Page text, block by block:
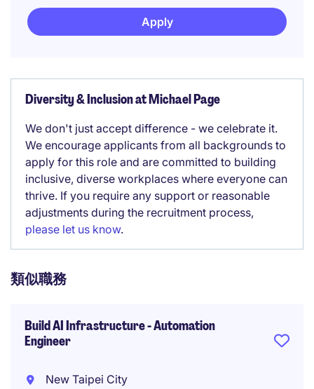
Apply
Diversity & Inclusion at Michael Page
We don't just accept difference - we celebrate it.
We encourage applicants from all backgrounds to
apply for this role and are committed to building
inclusive, diverse workplaces where everyone can
thrive. If you require any support or reasonable
adjustments during the recruitment process,
please let us know.
類似職務
Build AI Infrastructure - Automation
Engineer
New Taipei City